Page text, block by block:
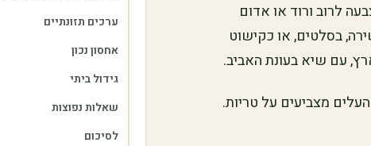
לרוב ורוד או אדום
בסלטים, או כקישוט
עם שיא בעונת האביב.
מצביעים על טריות.
ערכים תזונתיים
אחסון נכון
גידול ביתי
שאלות נפוצות
לסיכום